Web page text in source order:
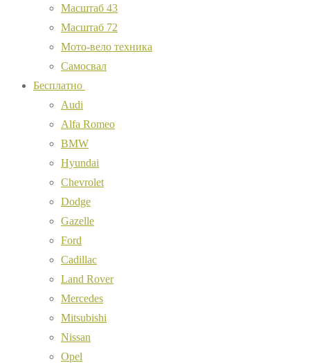
Масштаб 43
Масштаб 72
Мото-вело техника
Самосвал
Бесплатно
Audi
Alfa Romeo
BMW
Hyundai
Chevrolet
Dodge
Gazelle
Ford
Cadillac
Land Rover
Mercedes
Mitsubishi
Nissan
Opel